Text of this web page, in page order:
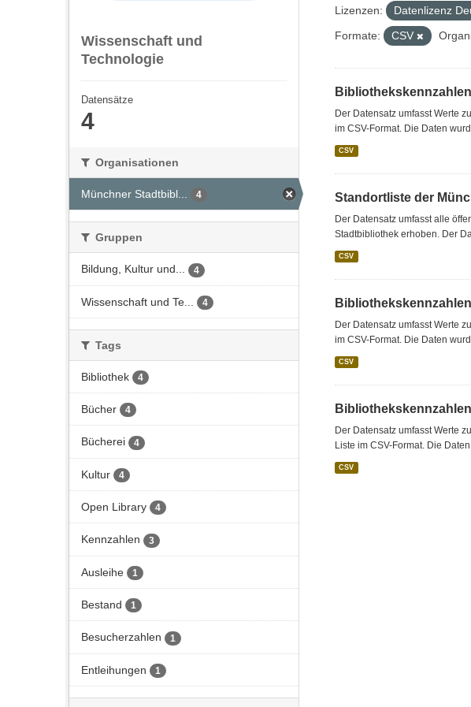
Wissenschaft und
Technologie
Datensätze
4
Organisationen
Münchner Stadtbibl... 4
Gruppen
Bildung, Kultur und... 4
Wissenschaft und Te... 4
Tags
Bibliothek 4
Bücher 4
Bücherei 4
Kultur 4
Open Library 4
Kennzahlen 3
Ausleihe 1
Bestand 1
Besucherzahlen 1
Entleihungen 1
Lizenzen:
Datenlizenz
Formate:
CSV
Der Datensatz umfasst Werte
im CSV-Format. Die Daten
CSV
Standortliste der
Der Datensatz umfasst alle
Stadtbibliothek erhoben. Der
CSV
Der Datensatz umfasst Werte
im CSV-Format. Die Daten
CSV
Der Datensatz umfasst Werte
Liste im CSV-Format. Die
CSV